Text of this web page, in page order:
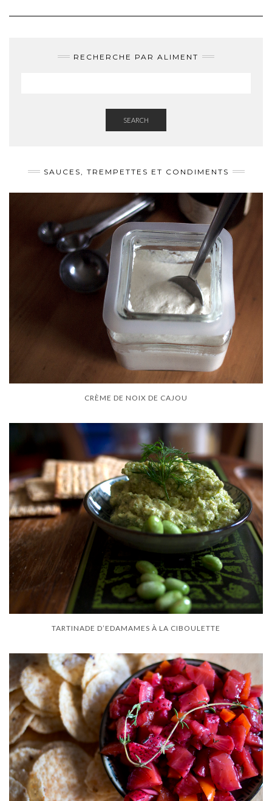
RECHERCHE PAR ALIMENT
SEARCH
SAUCES, TREMPETTES ET CONDIMENTS
CRÈME DE NOIX DE CAJOU
TARTINADE D’EDAMAMES À LA CIBOULETTE